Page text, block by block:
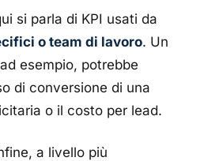
si parla di KPI usati da
o team di lavoro. Un
esempio, potrebbe
di conversione di una
o il costo per lead.
a livello più